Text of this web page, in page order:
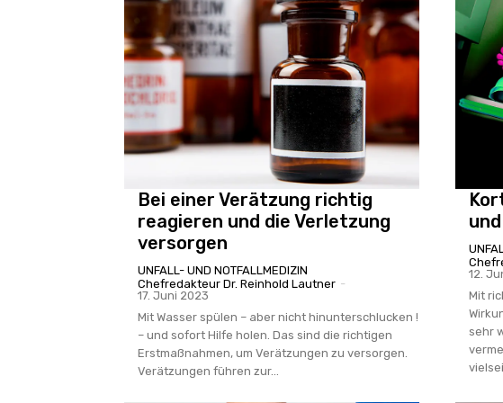
Bei einer Verätzung richtig
reagieren und die Verletzung
versorgen
UNFALL- UND NOTFALLMEDIZIN
Chefredakteur Dr. Reinhold Lautner -
17. Juni 2023
Mit Wasser spülen – aber nicht hinunterschlucken !
– und sofort Hilfe holen. Das sind die richtigen
Erstmaßnahmen, um Verätzungen zu versorgen.
Verätzungen führen zur...
12.
Mit
sehr